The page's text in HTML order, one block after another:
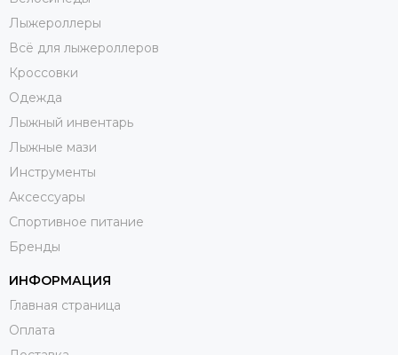
Лыжероллеры
Всё для лыжероллеров
Кроссовки
Одежда
Лыжный инвентарь
Лыжные мази
Инструменты
Аксессуары
Спортивное питание
Бренды
ИНФОРМАЦИЯ
Главная страница
Оплата